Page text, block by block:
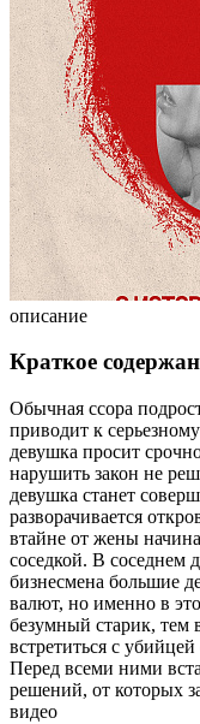
описание
Краткое
Обычная ссора
приводит к
девушка просит
нарушить закон не
девушка станет
разворачивается
втайне от жены
соседкой. В соседнем
бизнесмена большие
валют, но именно в
безумный старик, тем
встретиться с
Перед всеми ними
решений, от которых
видео